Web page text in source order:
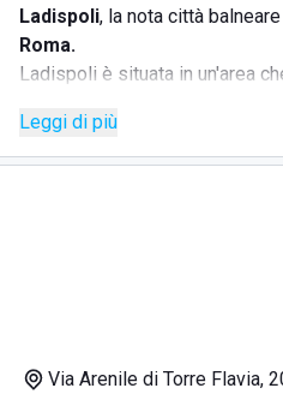
Ladispoli, la nota città
Roma.
Ladispoli è situata in un'area
l'Oasi Faunistica di Palo
e lapalude di Torre Flavia,
un'esperienza indimenticabile
Leggi di più
Via Arenile di Torre Flavia,